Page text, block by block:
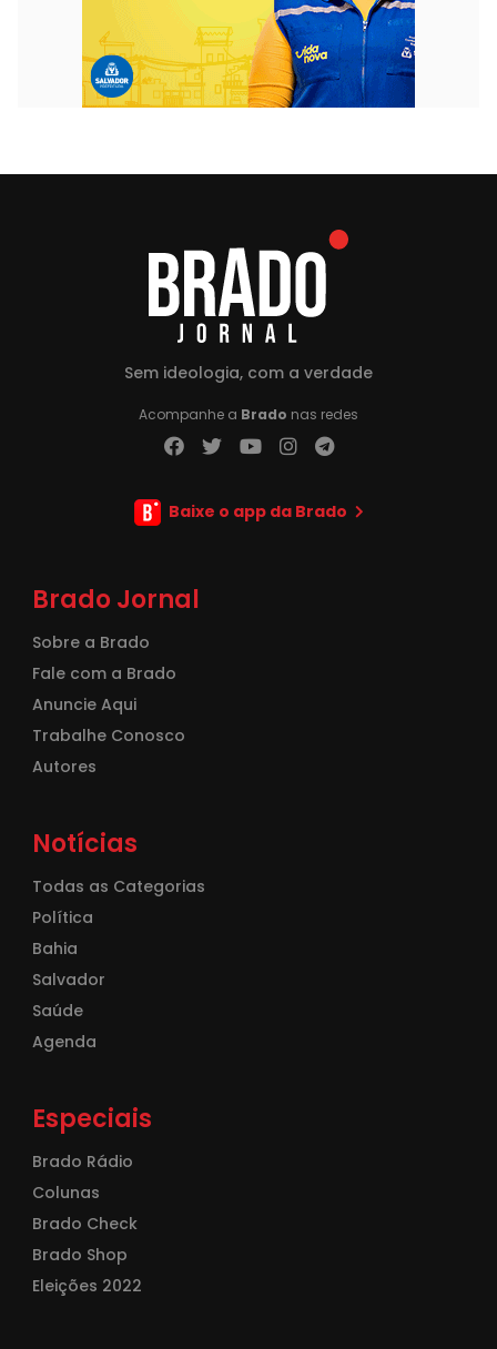
Sem ideologia, com a verdade
Acompanhe a Brado nas redes
Baixe o app da Brado
Brado Jornal
Sobre a Brado
Fale com a Brado
Anuncie Aqui
Trabalhe Conosco
Autores
Notícias
Todas as Categorias
Política
Bahia
Salvador
Saúde
Agenda
Especiais
Brado Rádio
Colunas
Brado Check
Brado Shop
Eleições 2022